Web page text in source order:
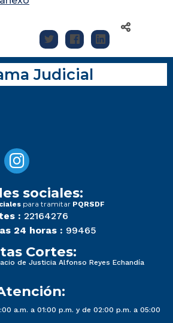
Judicial
sociales:
para tramitar PQRSDF
: 22164276
24 horas : 99465
Cortes:
de Justicia Alfonso Reyes Echandía
a.m. a 01:00 p.m. y de 02:00 p.m. a 05:00